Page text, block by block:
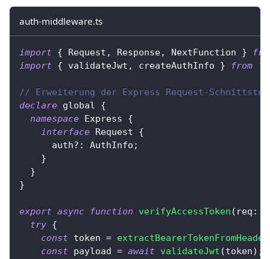
auth-middleware.ts
import { Request , Response, NextFunction }
import { validateJwt , createAuthInfo } from
// Erweiterung der Express Request-
declare global {
namespace Express {
interface Request
{
      auth
? : AuthInfo ;
}
}
}
export async function verifyAccessToken ( req :
try {
const token =
const payload = await validateJwt (token) ;